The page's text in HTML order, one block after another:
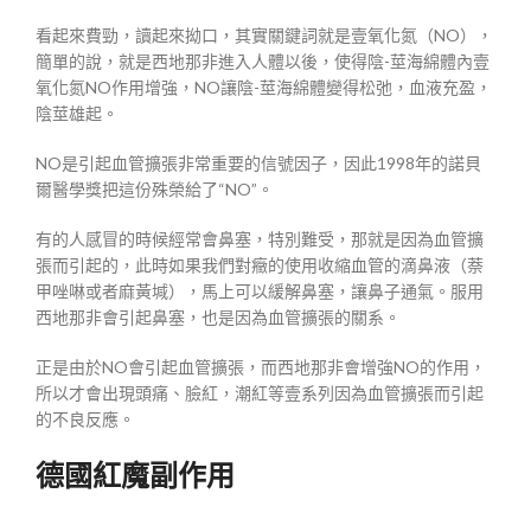
看起來費勁，讀起來拗口，其實關鍵詞就是壹氧化氮（NO），
簡單的說，就是西地那非進入人體以後，使得陰-莖海綿體內壹
氧化氮NO作用增強，NO讓陰-莖海綿體變得松弛，血液充盈，
陰莖雄起。
NO是引起血管擴張非常重要的信號因子，因此1998年的諾貝
爾醫學獎把這份殊榮給了“NO”。
有的人感冒的時候經常會鼻塞，特別難受，那就是因為血管擴
張而引起的，此時如果我們對癥的使用收縮血管的滴鼻液（萘
甲唑啉或者麻黃堿），馬上可以緩解鼻塞，讓鼻子通氣。服用
西地那非會引起鼻塞，也是因為血管擴張的關系。
正是由於NO會引起血管擴張，而西地那非會增強NO的作用，
所以才會出現頭痛、臉紅，潮紅等壹系列因為血管擴張而引起
的不良反應。
德國紅魔副作用